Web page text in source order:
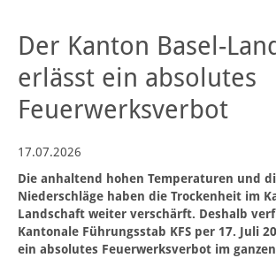
Der Kanton Basel-
erlässt ein absolutes
Feuerwerksverbot
17.07.2026
Die anhaltend hohen Temperaturen und
Niederschläge haben die Trockenheit im
Landschaft weiter verschärft. Deshalb
Kantonale Führungsstab KFS per 17. Juli
ein absolutes Feuerwerksverbot im